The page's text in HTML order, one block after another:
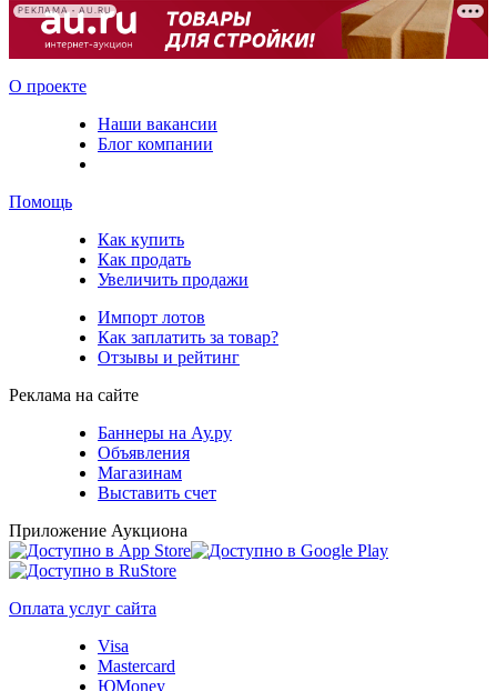
РЕКЛАМА • AU.RU
О проекте
Наши вакансии
Блог компании
Помощь
Как купить
Как продать
Увеличить продажи
Импорт лотов
Как заплатить за товар?
Отзывы и рейтинг
Реклама на сайте
Баннеры на Ау.ру
Объявления
Магазинам
Выставить счет
Приложение Аукциона
Оплата услуг сайта
Visa
Mastercard
ЮMoney